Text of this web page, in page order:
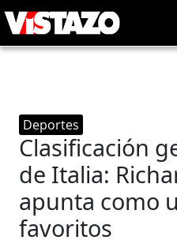
Deportes
Clasificación
de Italia:
apunta como
favoritos